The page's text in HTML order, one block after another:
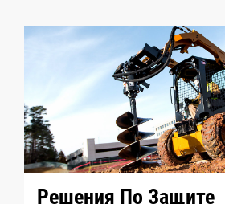
Решения По Защите